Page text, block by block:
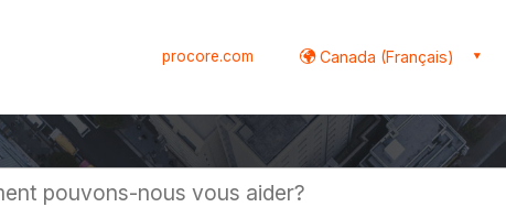
procore.com Canada (Français)